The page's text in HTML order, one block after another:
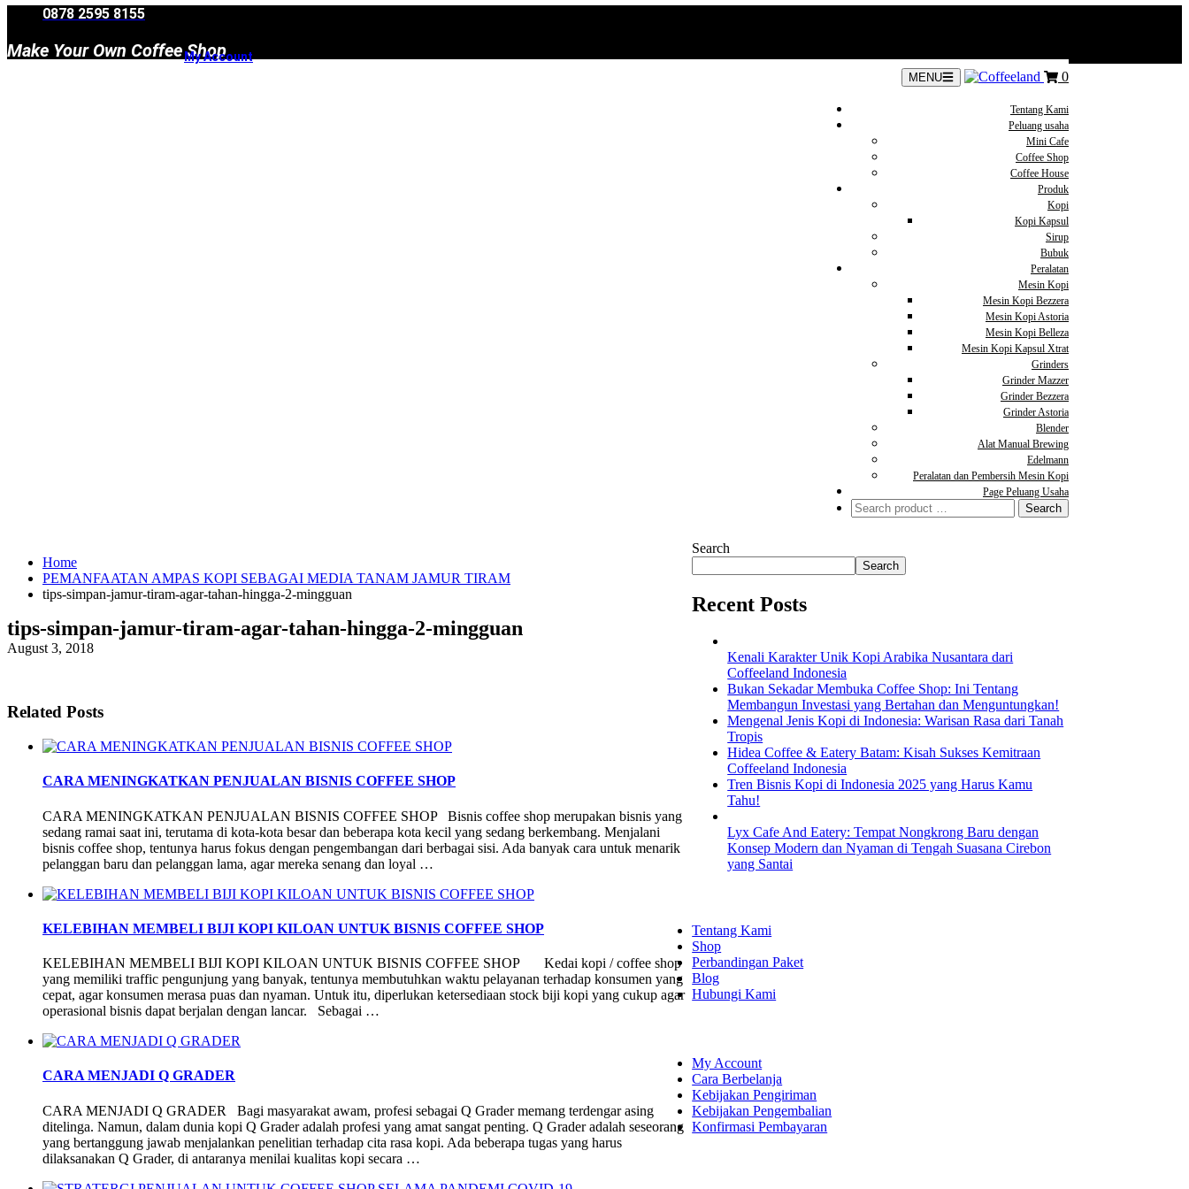
content
0878 2595 8155
Make Your Own Coffee Shop
My Account
MENU 0
Tentang Kami
Peluang usaha
Mini Cafe
Coffee Shop
Coffee House
Produk
Kopi
Kopi Kapsul
Sirup
Bubuk
Peralatan
Mesin Kopi
Mesin Kopi Bezzera
Mesin Kopi Astoria
Mesin Kopi Belleza
Mesin Kopi Kapsul Xtrat
Grinders
Grinder Mazzer
Grinder Bezzera
Grinder Astoria
Blender
Alat Manual Brewing
Edelmann
Peralatan dan Pembersih Mesin Kopi
Page Peluang Usaha
Search
for:
Home
PEMANFAATAN AMPAS KOPI SEBAGAI MEDIA TANAM JAMUR TIRAM
tips-simpan-jamur-tiram-agar-tahan-hingga-2-mingguan
tips-simpan-jamur-tiram-agar-tahan-hingga-2-mingguan
August 3, 2018
Related Posts
CARA MENINGKATKAN PENJUALAN BISNIS COFFEE SHOP
CARA MENINGKATKAN PENJUALAN BISNIS COFFEE SHOP Bisnis coffee shop merupakan bisnis yang
sedang ramai saat ini, terutama di kota-kota besar dan beberapa kota kecil yang sedang berkembang. Menjalani
bisnis coffee shop, tentunya harus fokus dengan pengembangan dari berbagai sisi. Ada banyak cara untuk menarik
pelanggan baru dan pelanggan lama, agar mereka senang dan loyal …
KELEBIHAN MEMBELI BIJI KOPI KILOAN UNTUK BISNIS COFFEE SHOP
KELEBIHAN MEMBELI BIJI KOPI KILOAN UNTUK BISNIS COFFEE SHOP Kedai kopi / coffee shop
yang memiliki traffic pengunjung yang banyak, tentunya membutuhkan waktu pelayanan terhadap konsumen yang
cepat, agar konsumen merasa puas dan nyaman. Untuk itu, diperlukan ketersediaan stock biji kopi yang cukup agar
operasional bisnis dapat berjalan dengan lancar. Sebagai …
CARA MENJADI Q GRADER
CARA MENJADI Q GRADER Bagi masyarakat awam, profesi sebagai Q Grader memang terdengar asing
ditelinga. Namun, dalam dunia kopi Q Grader adalah profesi yang amat sangat penting. Q Grader adalah seseorang
yang bertanggung jawab menjalankan penelitian terhadap cita rasa kopi. Ada beberapa tugas yang harus
dilaksanakan Q Grader, di antaranya menilai kualitas kopi secara …
Search
Search
Recent Posts
Kenali Karakter Unik Kopi Arabika Nusantara dari
Coffeeland Indonesia
Bukan Sekadar Membuka Coffee Shop: Ini Tentang
Membangun Investasi yang Bertahan dan Menguntungkan!
Mengenal Jenis Kopi di Indonesia: Warisan Rasa dari Tanah
Tropis
Hidea Coffee & Eatery Batam: Kisah Sukses Kemitraan
Coffeeland Indonesia
Tren Bisnis Kopi di Indonesia 2025 yang Harus Kamu
Tahu!
Lyx Cafe And Eatery: Tempat Nongkrong Baru dengan
Konsep Modern dan Nyaman di Tengah Suasana Cirebon
yang Santai
Tentang Kami
Shop
Perbandingan Paket
Blog
Hubungi Kami
My Account
Cara Berbelanja
Kebijakan Pengiriman
Kebijakan Pengembalian
Konfirmasi Pembayaran